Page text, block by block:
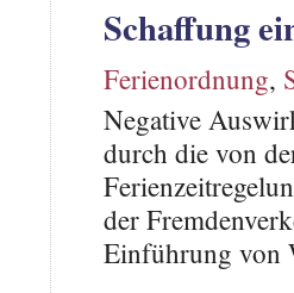
Schaffung
Ferienordnung,
Negative
durch die von
der
Einführung von